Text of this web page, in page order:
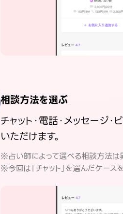
相談方法を選ぶ
チャット・電話・メッセージ
いただけます。
※占い師によって選べる相談方法は
※今回は「チャット」を選んだケース